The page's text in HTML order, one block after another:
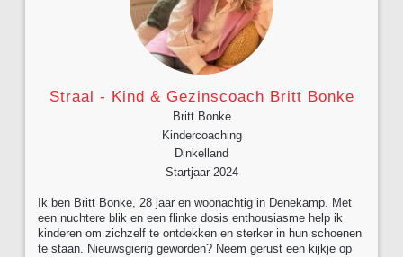
Straal - Kind & Gezinscoach Britt Bonke
Britt Bonke
Kindercoaching
Dinkelland
Startjaar 2024
Ik ben Britt Bonke, 28 jaar en woonachtig in Denekamp. Met
een nuchtere blik en een flinke dosis enthousiasme help ik
kinderen om zichzelf te ontdekken en sterker in hun schoenen
te staan. Nieuwsgierig geworden? Neem gerust een kijkje op